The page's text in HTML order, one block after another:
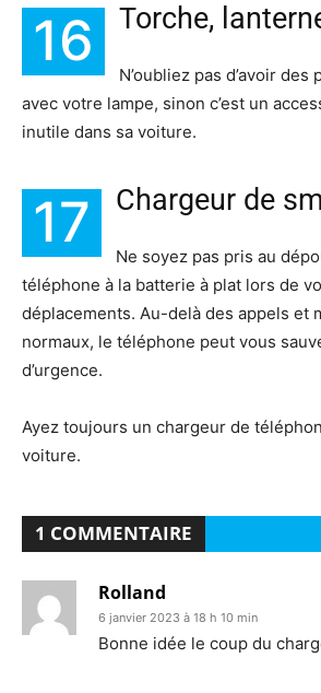
16 Torche,
N’oubliez pas d’avoir
avec votre lampe, sinon c’est un
inutile dans sa voiture.
17 Chargeur de
Ne soyez pas pris au
téléphone à la batterie à plat lors de
déplacements. Au-delà des appels et
normaux, le téléphone peut vous
d’urgence.
Ayez toujours un chargeur de
voiture.
1 COMMENTAIRE
Rolland
6 janvier 2023 à 18 h 10 min
Bonne idée le coup du